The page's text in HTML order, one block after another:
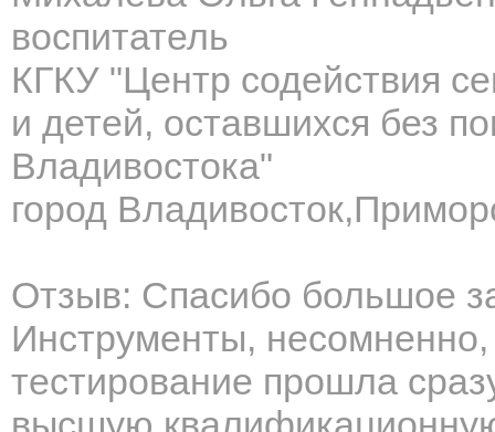
воспитатель
КГКУ "Центр содействия
и детей, оставшихся без
Владивостока"
город
Отзыв: Спасибо большое
Инструменты, несомненно,
тестирование прошла